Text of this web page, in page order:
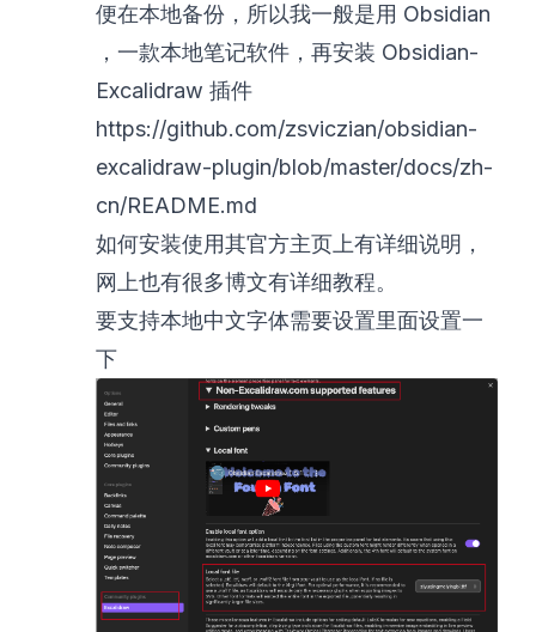
便在本地备份，所以我一般是用 Obsidian
，一款本地笔记软件，再安装 Obsidian-
Excalidraw 插件
https://github.com/zsviczian/obsidian-
excalidraw-plugin/blob/master/docs/zh-
cn/README.md
如何安装使用其官方主页上有详细说明，
网上也有很多博文有详细教程。
要支持本地中文字体需要设置里面设置一
下